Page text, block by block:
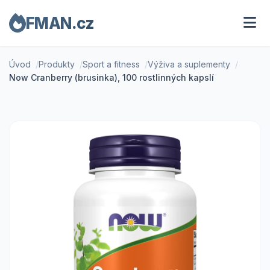
FMAN.cz
Úvod Produkty Sport a fitness
Výživa a suplementy
Now Cranberry (brusinka), 100 rostlinných kapslí